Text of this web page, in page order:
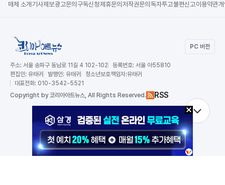
매체 소개 기사제보광고문의 구독신청제휴문의 저작권문의 독자투고불편신고이용약관
PC 버전
주소: 서울 송파구 동남로 11길 4 102-102 등록번호: 서울 아55810
편집인: 유태귀 발행인: 유태귀 청소년보호책임자:유태귀
대표전화: 010-3542-5521
Copyright by 코리아아트뉴스, All Rights Reserved. RSS